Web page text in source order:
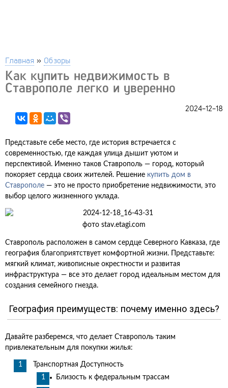
Главная » Обзоры
Как купить недвижимость в
Ставрополе легко и уверенно
2024-12-18
Представьте себе место, где история встречается с
современностью, где каждая улица дышит уютом и
перспективой. Именно таков Ставрополь — город, который
покоряет сердца своих жителей. Решение купить дом в
Ставрополе — это не просто приобретение недвижимости, это
выбор целого жизненного уклада.
фото stav.etagi.com
Ставрополь расположен в самом сердце Северного Кавказа, где
география благоприятствует комфортной жизни. Представьте:
мягкий климат, живописные окрестности и развитая
инфраструктура — все это делает город идеальным местом для
создания семейного гнезда.
География преимуществ: почему именно здесь?
Давайте разберемся, что делает Ставрополь таким
привлекательным для покупки жилья:
Транспортная Доступность
Близость к федеральным трассам